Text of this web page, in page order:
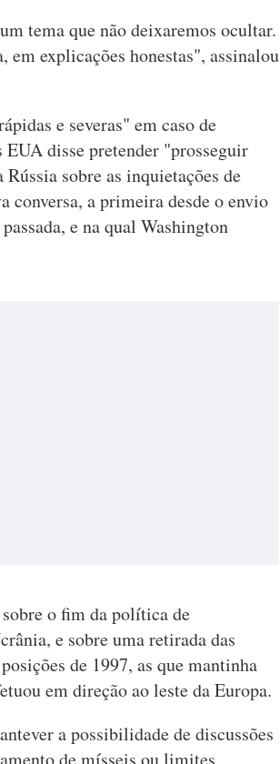
tema que não deixaremos ocultar.
em explicações honestas", assinalou
e severas" em caso de
disse pretender "prosseguir
sobre as inquietações de
conversa, a primeira desde o envio
e na qual Washington
o fim da política de
e sobre uma retirada das
de 1997, as que mantinha
em direção ao leste da Europa.
a possibilidade de discussões